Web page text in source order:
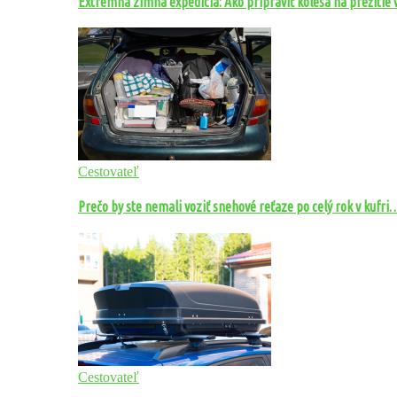
Cestovateľ
Prečo by ste nemali voziť snehové reťaze po celý rok v
Cestovateľ